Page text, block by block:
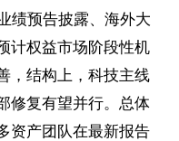
绩预告披露、海外大
计权益市场阶段性机
，结构上，科技主线
修复有望并行。总体
资产团队在最新报告